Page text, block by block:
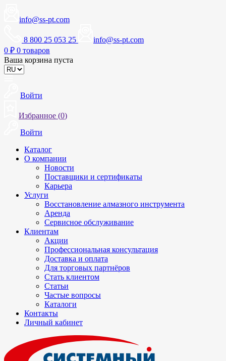
info@ss-pt.com
8 800 25 053 25
info@ss-pt.com
0 ₽ 0 товаров
Ваша корзина пуста
Войти
Избранное (0)
Войти
Каталог
О компании
Новости
Поставщики и сертификаты
Карьера
Услуги
Восстановление алмазного инструмента
Аренда
Сервисное обслуживание
Клиентам
Акции
Профессиональная консультация
Доставка и оплата
Для торговых партнёров
Стать клиентом
Статьи
Частые вопросы
Каталоги
Контакты
Личный кабинет